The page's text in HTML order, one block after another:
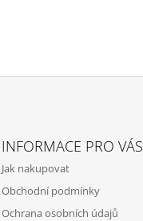
INFORMACE PRO VÁS
Jak nakupovat
Obchodní podmínky
Ochrana osobních údajů